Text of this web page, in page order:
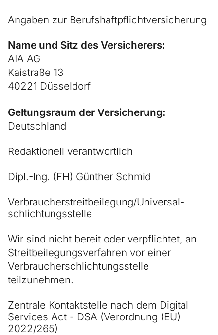
Angaben zur Berufs­haftpflicht­versicherung
Name und Sitz des Versicherers:
AIA AG
Kaistraße 13
40221 Düsseldorf
Geltungsraum der Versicherung:
Deutschland
Redaktionell verantwortlich
Dipl.-Ing. (FH) Günther Schmid
Verbraucher­streit­beilegung/Universal­
schlichtungs­stelle
Wir sind nicht bereit oder verpflichtet, an
Streitbeilegungsverfahren vor einer
Verbraucherschlichtungsstelle
teilzunehmen.
Zentrale Kontaktstelle nach dem Digital
Services Act - DSA (Verordnung (EU)
2022/265)